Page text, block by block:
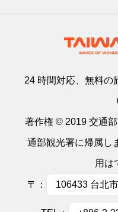
噴火でマグマが海に
山島です。気候は多
そうと茂っています
にいとまがないほど
囲まれ、黒潮の通り
う魚の群れが回遊し
ほとんどはタオ族（
さと台風をしのぐた
24 時間対応、無料の
著作権 © 2019 交通
通部観光署に帰属し
用は
〒： 106433 台北